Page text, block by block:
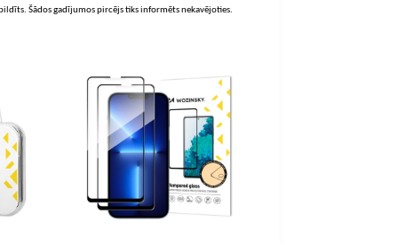
Šādos gadījumos pircējs tiks informēts nekavējoties.